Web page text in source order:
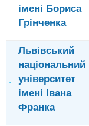
імені Бориса
Грінченка
Львівський
національний
університет
імені Івана
Франка